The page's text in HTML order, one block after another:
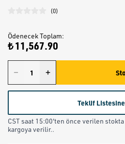
(0)
Ödenecek Toplam:
₺ 11,567.90
Teklif
CST saat 15:00'ten önce verilen
kargoya verilir..